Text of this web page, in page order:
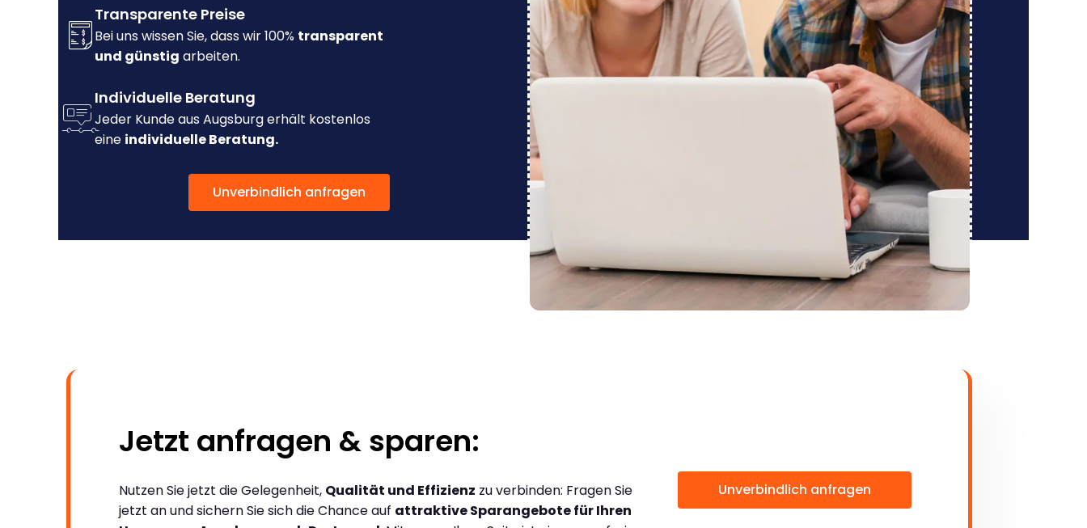
Transparente Preise
Bei uns wissen Sie, dass wir 100% transparent
und günstig arbeiten.
Individuelle Beratung
Jeder Kunde aus Augsburg erhält kostenlos
eine individuelle Beratung.
Unverbindlich anfragen
Jetzt anfragen & sparen:
Nutzen Sie jetzt die Gelegenheit, Qualität und Effizienz zu verbinden: Fragen Sie
jetzt an und sichern Sie sich die Chance auf attraktive Sparangebote für Ihren
Unverbindlich anfragen